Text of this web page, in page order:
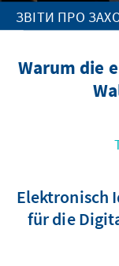
ЗВІТИ ПРО
Warum die
Elektronisch
für die